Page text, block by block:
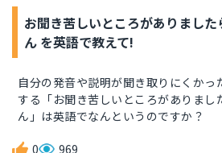
お聞き苦しいところがありまし
ん を英語で教えて!
自分の発音や説明が聞き取りにくか
する「お聞き苦しいところがありまし
ん」は英語でなんというのですか？
0 969